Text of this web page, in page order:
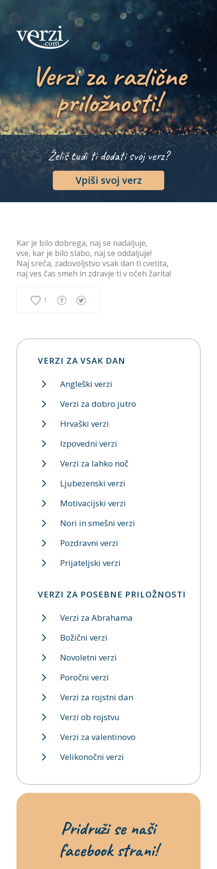
Verzi za različne
priložnosti!
Želiš tudi ti dodati svoj verz?
Vpiši svoj verz
Kar je bilo dobrega, naj se nadaljuje,
vse, kar je bilo slabo, naj se oddaljuje!
Naj sreča, zadovoljstvo vsak dan ti cvetita,
naj ves čas smeh in zdravje ti v očeh žarita!
1
VERZI ZA VSAK DAN
Angleški verzi
Verzi za dobro jutro
Hrvaški verzi
Izpovedni verzi
Verzi za lahko noč
Ljubezenski verzi
Motivacijski verzi
Nori in smešni verzi
Pozdravni verzi
Prijateljski verzi
VERZI ZA POSEBNE PRILOŽNOSTI
Verzi za Abrahama
Božični verzi
Novoletni verzi
Poročni verzi
Verzi za rojstni dan
Verzi ob rojstvu
Verzi za valentinovo
Velikonočni verzi
Pridruži se naši
facebook strani!